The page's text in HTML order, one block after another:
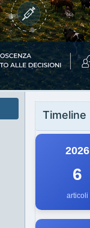
Timeline
2026
6
articoli